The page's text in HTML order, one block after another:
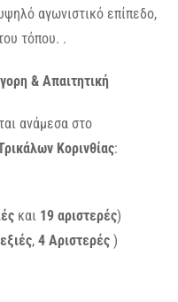
αγωνιστικό επίπεδο,
τόπου. .
& Απαιτητική
ανάμεσα στο
Κορινθίας:
και 19 αριστερές)
, 4 Αριστερές )